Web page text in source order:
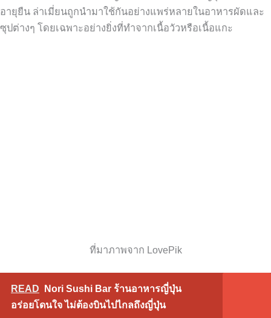
อายุยืน ล่าเมี่ยนถูกนำมาใช้กันอย่างแพร่หลายในอาหารผัดและ
ซุปต่างๆ โดยเฉพาะอย่างยิ่งที่ทำจากเนื้อวัวหรือเนื้อแกะ
ที่มาภาพจาก LovePik
READ
Nori Sushi Bar ร้านอาหารญี่ปุ่น
อร่อยโดนใจ ไม่ต้องบินไปไกลถึงญี่ปุ่น